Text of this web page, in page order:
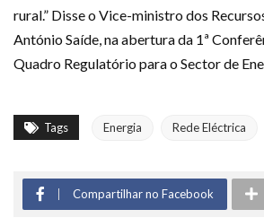
rural.” Disse o Vice-ministro dos
António Saíde, na abertura da 1ª
Quadro Regulatório para o Sector de
Tags Energia Rede Eléctrica
Compartilhar no Facebook